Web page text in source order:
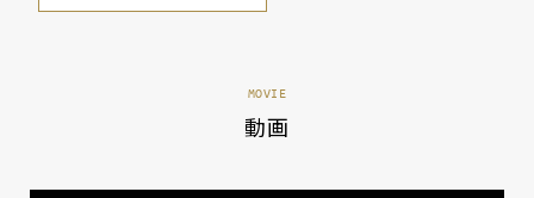
MOVIE
動画